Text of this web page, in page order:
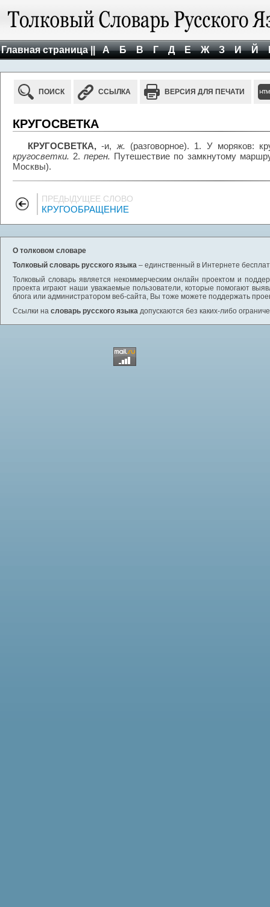
Главная страница || А Б В Г Д Е Ж З И Й
ПОИСК ССЫЛКА ВЕРСИЯ ДЛЯ ПЕЧАТИ
КРУГОСВЕТКА
КРУГОСВЕТКА, -и, ж. (разговорное). 1. У моряков:
кругосветки. 2.перен. Путешествие по замкнутому
Москвы).
ПРЕДЫДУЩЕЕ СЛОВО
КРУГООБРАЩЕНИЕ
О толковом словаре
Толковый словарь русского языка – единственный в Интернете
Толковый словарь является некоммерческим онлайн проектом и
проекта играют наши уважаемые пользователи, которые помогают
блога или администратором веб-сайта, Вы тоже можете поддержать
Ссылки на словарь русского языка допускаются без каких-либо